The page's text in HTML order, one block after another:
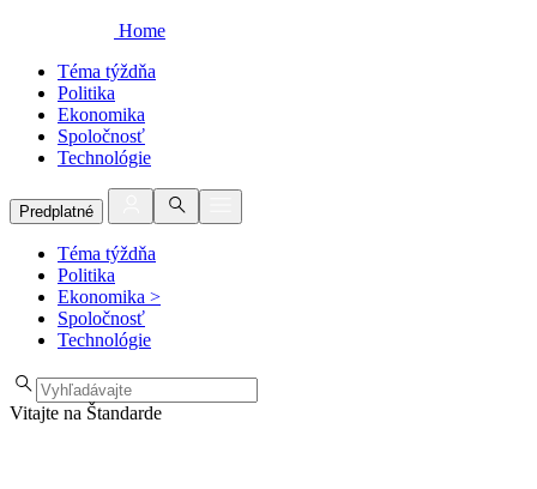
Home
Téma týždňa
Politika
Ekonomika
Spoločnosť
Technológie
Predplatné
Téma týždňa
Politika
Ekonomika >
Spoločnosť
Technológie
Vitajte na Štandarde